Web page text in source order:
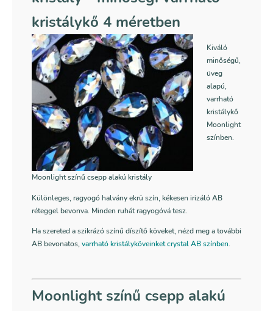
kristálykő 4 méretben
Moonlight színű csepp alakú kristály
Kiváló
minőségű,
üveg
alapú,
varrható
kristálykő
Moonlight
színben.
Különleges, ragyogó halvány ekrü szín, kékesen irizáló AB
réteggel bevonva. Minden ruhát ragyogóvá tesz.
Ha szereted a szikrázó színű díszítő köveket, nézd meg a további
AB bevonatos, varrható kristályköveinket crystal AB színben.
Moonlight színű csepp alakú